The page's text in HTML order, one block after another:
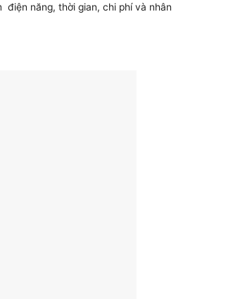
năng, thời gian, chi phí và nhân